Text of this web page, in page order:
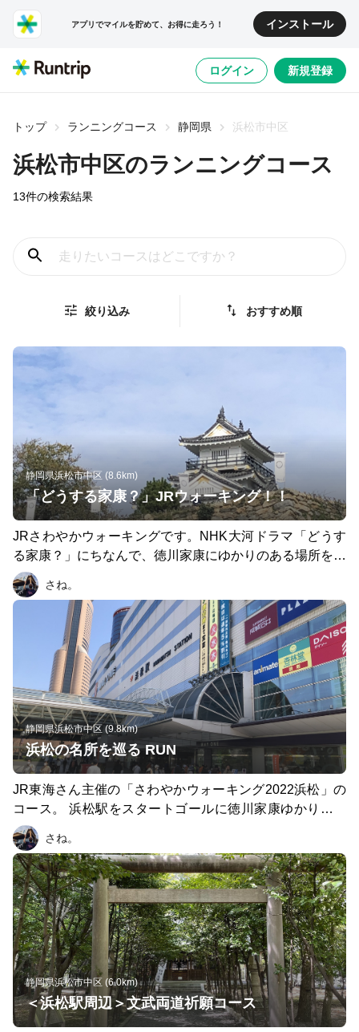
アプリでマイルを貯めて、お得に走ろう！ インストール
ログイン 新規登録
トップ ランニングコース 静岡県 浜松市中区
浜松市中区のランニングコース
13件の検索結果
絞り込み おすすめ順
静岡県浜松市中区 (8.6km)
「どうする家康？」JRウォーキング！！
JRさわやかウォーキングです。NHK大河ドラマ「どうす
る家康？」にちなんで、徳川家康にゆかりのある場所を巡
ります。およそ9.7km坂道やトンネルなど変化に富んだコ
ースです。
さね。
静岡県浜松市中区 (9.8km)
浜松の名所を巡る RUN
JR東海さん主催の「さわやかウォーキング2022浜松」の
コース。 浜松駅をスタートゴールに徳川家康ゆかりの浜
松の名所を巡るコースとなります。 地下道をくぐった
り、トンネルを通過したり変化に富んだコースに飽きる事
がありません。 10km弱と初心者には少しロングですが、
充分に楽しめると思います。
さね。
静岡県浜松市中区 (6.0km)
＜浜松駅周辺＞文武両道祈願コース